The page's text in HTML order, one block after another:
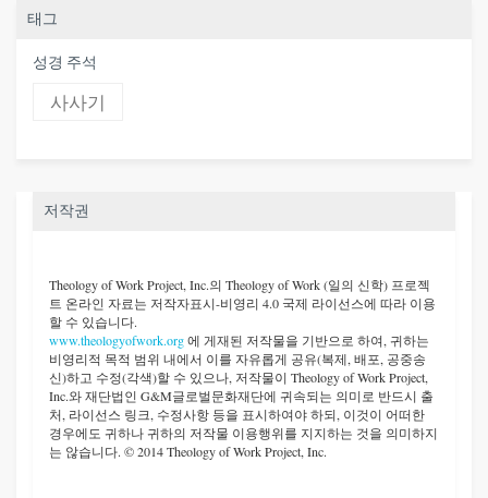
태그
성경 주석
사사기
저작권
Theology of Work Project, Inc.의 Theology of Work (일의 신학) 프로젝
트 온라인 자료는 저작자표시-비영리 4.0 국제 라이선스에 따라 이용
할 수 있습니다.
www.theologyofwork.org에 게재된 저작물을 기반으로 하여, 귀하는
비영리적 목적 범위 내에서 이를 자유롭게 공유(복제, 배포, 공중송
신)하고 수정(각색)할 수 있으나, 저작물이 Theology of Work Project,
Inc.와 재단법인 G&M글로벌문화재단에 귀속되는 의미로 반드시 출
처, 라이선스 링크, 수정사항 등을 표시하여야 하되, 이것이 어떠한
경우에도 귀하나 귀하의 저작물 이용행위를 지지하는 것을 의미하지
는 않습니다. © 2014 Theology of Work Project, Inc.